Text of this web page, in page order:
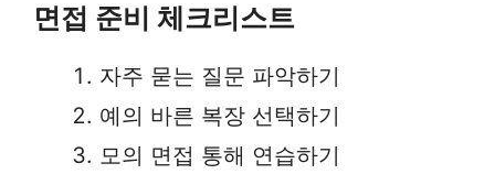
면접 준비 체크리스트
자주 묻는 질문 파악하기
예의 바른 복장 선택하기
모의 면접 통해 연습하기